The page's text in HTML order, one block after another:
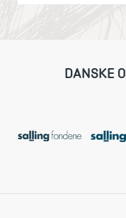
DANSKE